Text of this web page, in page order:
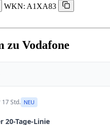
WKN: A1XA83
zu Vodafone